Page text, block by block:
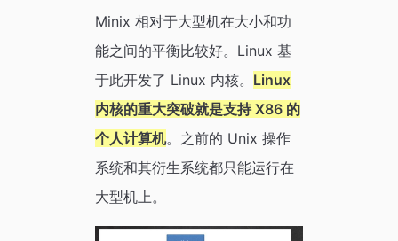
Minix 相对于大型机在大小和功
能之间的平衡比较好。Linux 基
于此开发了 Linux 内核。 Linux
内核的重大突破就是支持 X86 的
个人计算机。之前的 Unix 操作
系统和其衍生系统都只能运行在
大型机上。